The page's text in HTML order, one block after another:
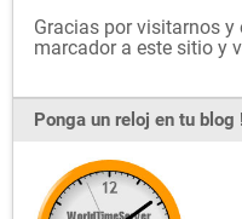
Gracias por visitarnos y
marcador a este sitio y
Ponga un reloj en tu blog